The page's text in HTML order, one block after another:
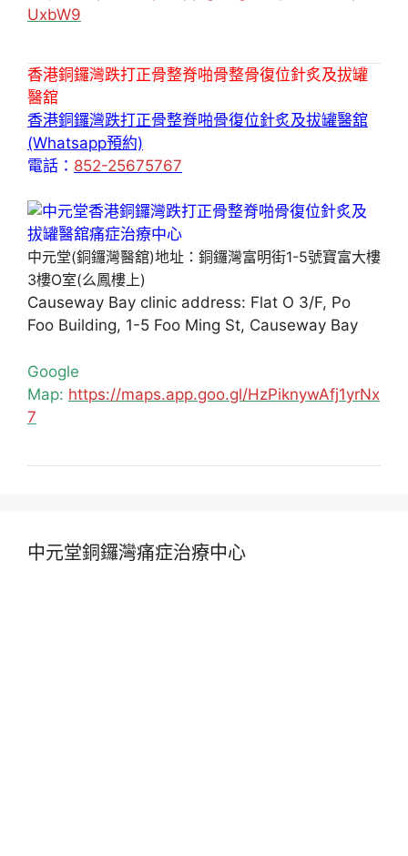
UxbW9
香港銅鑼灣跌打正骨整脊啪骨整骨復位針炙及拔罐
醫舘
香港銅鑼灣跌打正骨整脊啪骨復位針炙及拔罐醫舘
(Whatsapp預約)
電話： 852-25675767
中元堂(銅鑼灣醫舘)地址：銅鑼灣富明街1-5號寶富大樓
3樓O室(么鳳樓上)
Causeway Bay clinic address: Flat O 3/F, Po
Foo Building, 1-5 Foo Ming St, Causeway Bay
Google
Map: https://maps.app.goo.gl/HzPiknywAfj1yrNx
7
中元堂銅鑼灣痛症治療中心